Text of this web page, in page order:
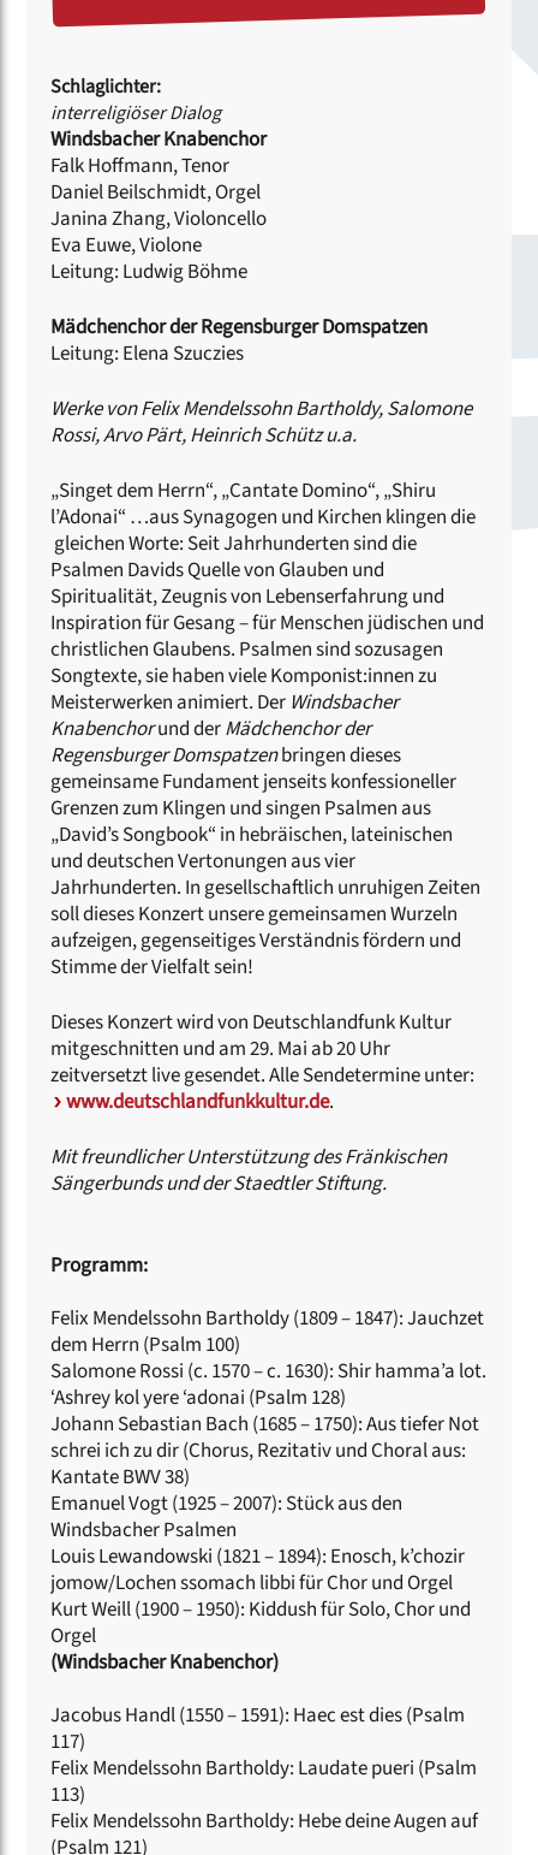
Schlaglichter:
interreligiöser Dialog
Windsbacher Knabenchor
Falk Hoffmann, Tenor
Daniel Beilschmidt, Orgel
Janina Zhang, Violoncello
Eva Euwe, Violone
Leitung: Ludwig Böhme
Mädchenchor der Regensburger Domspatzen
Leitung: Elena Szuczies
Werke von Felix Mendelssohn Bartholdy, Salomone
Rossi, Arvo Pärt, Heinrich Schütz u.a.
„Singet dem Herrn“, „Cantate Domino“, „Shiru
l’Adonai“ …aus Synagogen und Kirchen klingen die
gleichen Worte: Seit Jahrhunderten sind die
Psalmen Davids Quelle von Glauben und
Spiritualität, Zeugnis von Lebenserfahrung und
Inspiration für Gesang – für Menschen jüdischen und
christlichen Glaubens. Psalmen sind sozusagen
Songtexte, sie haben viele Komponist:innen zu
Meisterwerken animiert. Der Windsbacher
Knabenchorund derMädchenchor der
Regensburger Domspatzenbringen dieses
gemeinsame Fundament jenseits konfessioneller
Grenzen zum Klingen und singen Psalmen aus
„David’s Songbook“ in hebräischen, lateinischen
und deutschen Vertonungen aus vier
Jahrhunderten. In gesellschaftlich unruhigen Zeiten
soll dieses Konzert unsere gemeinsamen Wurzeln
aufzeigen, gegenseitiges Verständnis fördern und
Stimme der Vielfalt sein!
Dieses Konzert wird von Deutschlandfunk Kultur
mitgeschnitten und am 29. Mai ab 20 Uhr
zeitversetzt live gesendet. Alle Sendetermine unter:
www.deutschlandfunkkultur.de.
Mit freundlicher Unterstützung des Fränkischen
Sängerbunds und der Staedtler Stiftung.
Programm:
Felix Mendelssohn Bartholdy (1809 – 1847): Jauchzet
dem Herrn (Psalm 100)
Salomone Rossi (c. 1570 – c. 1630): Shir hamma’a lot.
‘Ashrey kol yere ‘adonai (Psalm 128)
Johann Sebastian Bach (1685 – 1750): Aus tiefer Not
schrei ich zu dir (Chorus, Rezitativ und Choral aus:
Kantate BWV 38)
Emanuel Vogt (1925 – 2007): Stück aus den
Windsbacher Psalmen
Louis Lewandowski (1821 – 1894): Enosch, k’chozir
jomow/Lochen ssomach libbi für Chor und Orgel
Kurt Weill (1900 – 1950): Kiddush für Solo, Chor und
Orgel
(Windsbacher Knabenchor)
Jacobus Handl (1550 – 1591): Haec est dies (Psalm
117)
Felix Mendelssohn Bartholdy: Laudate pueri (Psalm
113)
Felix Mendelssohn Bartholdy: Hebe deine Augen auf
(Psalm 121)